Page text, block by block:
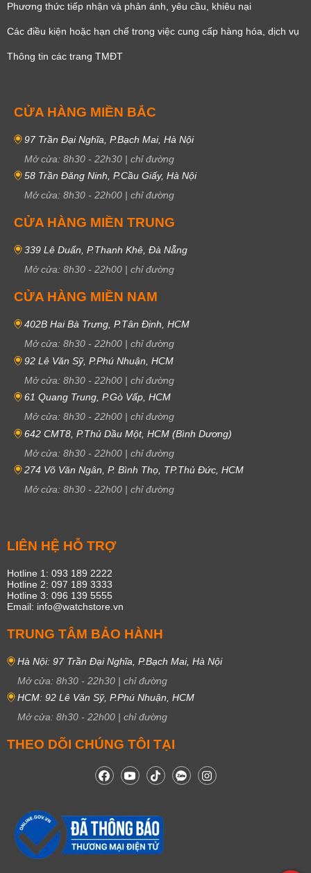
Phương thức tiếp nhận và phản ánh, yêu cầu, khiêu nại
Các điều kiện hoặc hạn chế trong việc cung cấp hàng hóa, dịch vụ
Thông tin các trang TMĐT
CỬA HÀNG MIỀN BẮC
97 Trần Đại Nghĩa, P.Bạch Mai, Hà Nội
Mở cửa: 8h30 - 22h30 | chỉ đường
58 Trần Đăng Ninh, P.Cầu Giấy, Hà Nội
Mở cửa: 8h30 - 22h00 | chỉ đường
CỬA HÀNG MIỀN TRUNG
339 Lê Duẩn, P.Thanh Khê, Đà Nẵng
Mở cửa: 8h30 - 22h00 | chỉ đường
CỬA HÀNG MIỀN NAM
402B Hai Bà Trưng, P.Tân Định, HCM
Mở cửa: 8h30 - 22h00 | chỉ đường
92 Lê Văn Sỹ, P.Phú Nhuận, HCM
Mở cửa: 8h30 - 22h00 | chỉ đường
61 Quang Trung, P.Gò Vấp, HCM
Mở cửa: 8h30 - 22h00 | chỉ đường
642 CMT8, P.Thủ Dầu Một, HCM (Bình Dương)
Mở cửa: 8h30 - 22h00 | chỉ đường
274 Võ Văn Ngân, P. Bình Thọ, TP.Thủ Đức, HCM
Mở cửa: 8h30 - 22h00 | chỉ đường
LIÊN HỆ HỖ TRỢ
Hotline 1: 093 189 2222
Hotline 2: 097 189 3333
Hotline 3: 096 139 5555
Email: info@watchstore.vn
TRUNG TÂM BẢO HÀNH
Hà Nội: 97 Trần Đại Nghĩa, P.Bạch Mai, Hà Nội
Mở cửa: 8h30 - 22h30 | chỉ đường
HCM: 92 Lê Văn Sỹ, P.Phú Nhuận, HCM
Mở cửa: 8h30 - 22h00 | chỉ đường
THEO DÕI CHÚNG TÔI TẠI